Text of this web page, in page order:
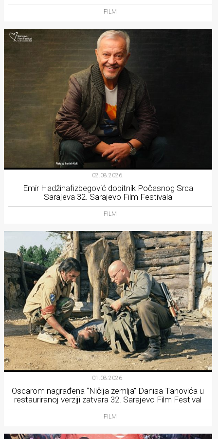
FILM
02.08.2026.
Emir Hadžihafizbegović dobitnik Počasnog Srca
Sarajeva 32. Sarajevo Film Festivala
FILM
01.08.2026.
Oscarom nagrađena “Ničija zemlja” Danisa Tanovića u
restauriranoj verziji zatvara 32. Sarajevo Film Festival
FILM